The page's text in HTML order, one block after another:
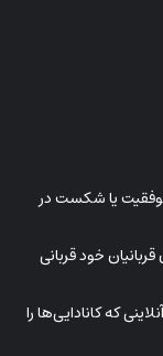
موفقیت یا شکست در
خود قربانی
که کانادایی‌ها را